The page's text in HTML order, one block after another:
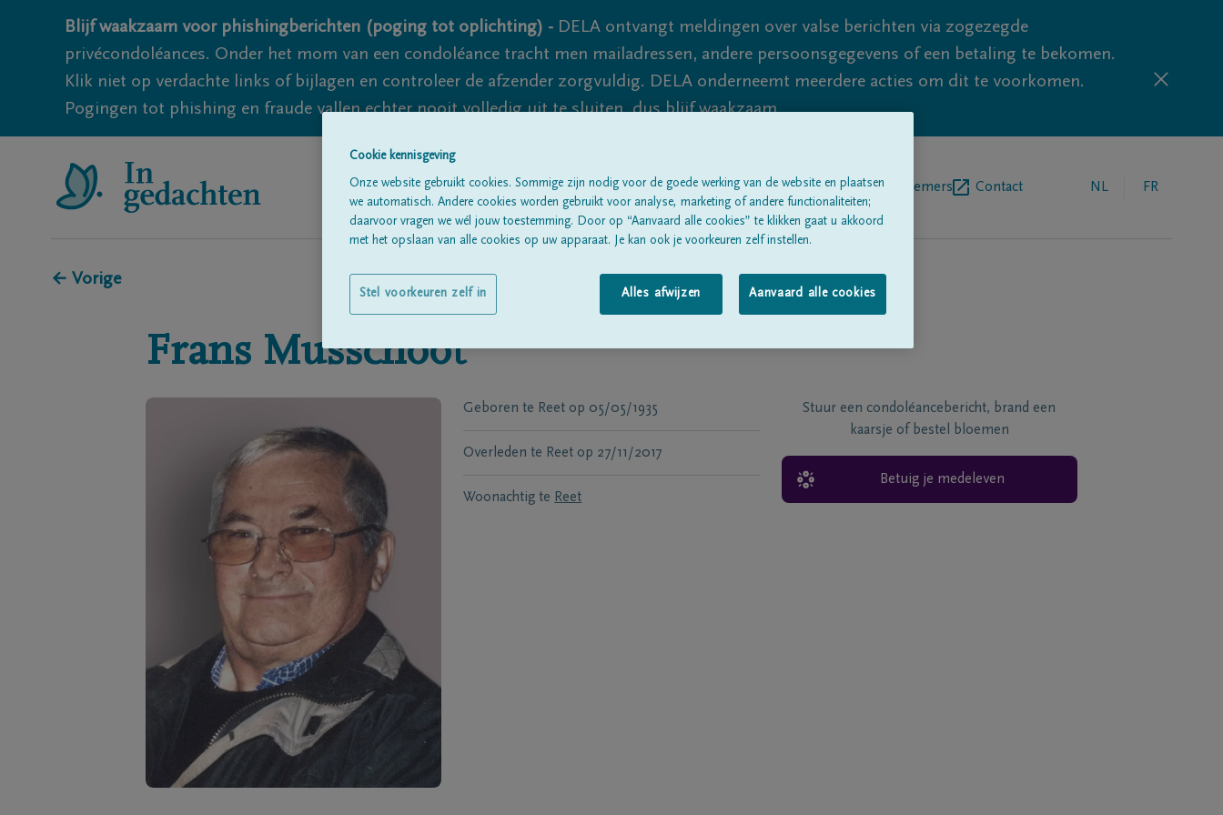
Blijf waakzaam voor phishingberichten (poging tot oplichting) - DELA ontvangt meldingen over valse berichten via zogezegde
privécondoléances. Onder het mom van een condoléance tracht men mailadressen, andere persoonsgegevens of een betaling te bekomen.
Klik niet op verdachte links of bijlagen en controleer de afzender zorgvuldig. DELA onderneemt meerdere acties om dit te voorkomen.
Pogingen tot phishing en fraude vallen echter nooit volledig uit te sluiten, dus blijf waakzaam.
Alle rouwberichtenOver onsBegrafenisondernemers Contact NL FR
← Vorige
Frans Musschoot
Geboren te Reet op 05/05/1935
Overleden te Reet op 27/11/2017
Woonachtig te Reet
Stuur een condoléancebericht, brand een
kaarsje of bestel bloemen
Betuig je medeleven
Cookie kennisgeving
Onze website gebruikt cookies. Sommige zijn nodig voor de goede werking van de website en plaatsen
we automatisch. Andere cookies worden gebruikt voor analyse, marketing of andere functionaliteiten;
daarvoor vragen we wél jouw toestemming. Door op “Aanvaard alle cookies” te klikken gaat u akkoord
met het opslaan van alle cookies op uw apparaat. Je kan ook je voorkeuren zelf instellen.
Alles afwijzen Aanvaard alle cookies
Stel voorkeuren zelf in